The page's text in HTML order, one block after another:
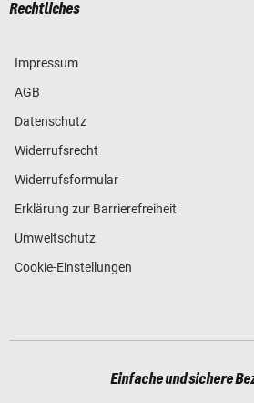
Rechtliches
Impressum
AGB
Datenschutz
Widerrufsrecht
Widerrufsformular
Erklärung zur Barrierefreiheit
Umweltschutz
Cookie-Einstellungen
Einfache und sichere